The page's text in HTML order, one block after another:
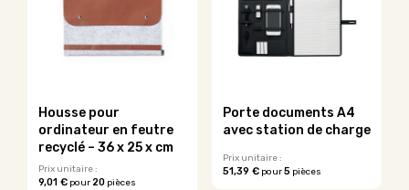
peuvent
sur
produit
options
peuvent
être
la
page
produit
Housse pour
ordinateur en feutre
recyclé – 36 x 25 x cm
Prix unitaire :
9,01 € pour20 pièces
Porte documents A4
avec station de charge
Prix unitaire :
51,39 €pour5pièces